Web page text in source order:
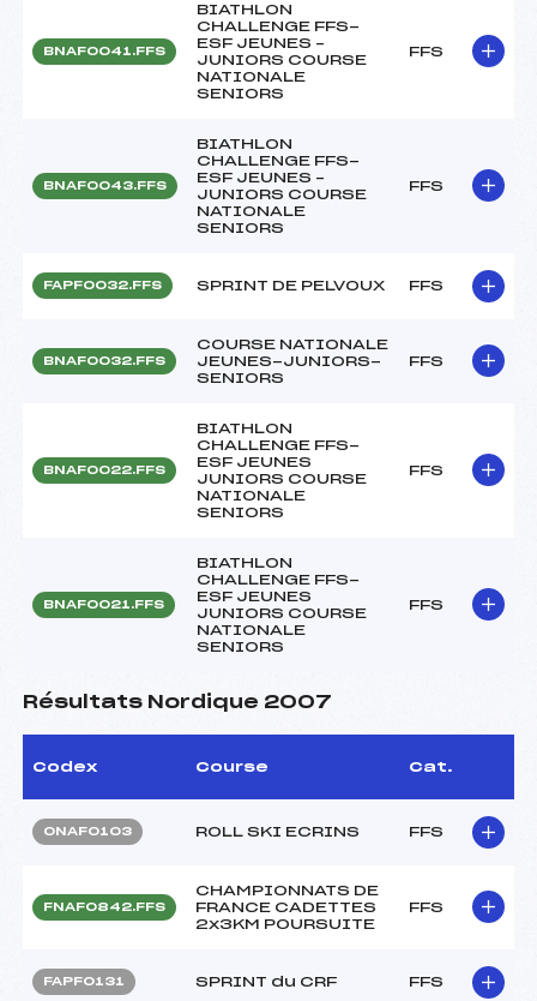
BNAF0041.FFS
BIATHLON
CHALLENGE FFS-
ESF JEUNES –
JUNIORS COURSE
NATIONALE
SENIORS
FFS
BNAF0043.FFS
BIATHLON
CHALLENGE FFS-
ESF JEUNES –
JUNIORS COURSE
NATIONALE
SENIORS
FFS
FAPF0032.FFS SPRINT DE PELVOUX FFS
BNAF0032.FFS
COURSE NATIONALE
JEUNES-JUNIORS-
SENIORS
FFS
BNAF0022.FFS
BIATHLON
CHALLENGE FFS-
ESF JEUNES
JUNIORS COURSE
NATIONALE
SENIORS
FFS
BNAF0021.FFS
BIATHLON
CHALLENGE FFS-
ESF JEUNES
JUNIORS COURSE
NATIONALE
SENIORS
FFS
Résultats Nordique 2007
Codex Course Cat.
ONAF0103 ROLL SKI ECRINS FFS
FNAF0842.FFS
CHAMPIONNATS DE
FRANCE CADETTES
2x3KM POURSUITE
FFS
FAPF0131 SPRINT du CRF FFS